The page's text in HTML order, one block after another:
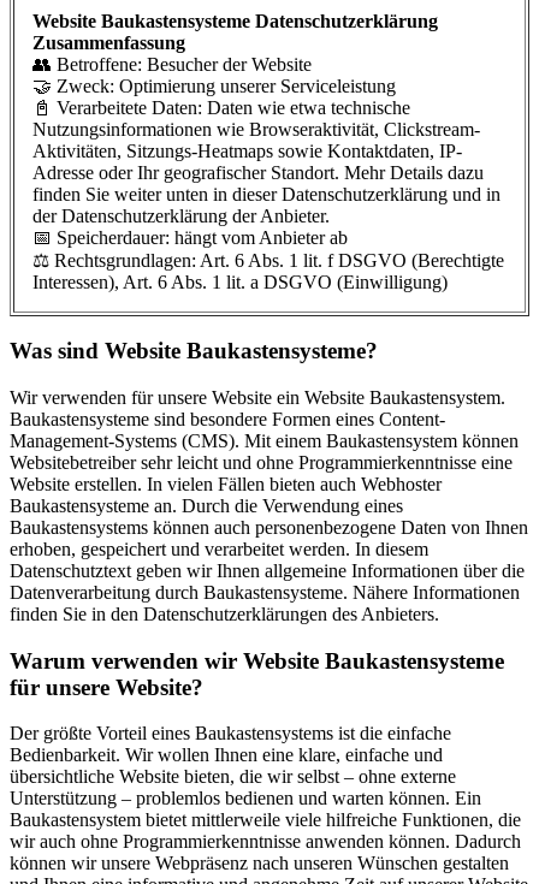
Website Baukastensysteme Datenschutzerklärung
Zusammenfassung
👥 Betroffene: Besucher der Website
🤝 Zweck: Optimierung unserer Serviceleistung
📓 Verarbeitete Daten: Daten wie etwa technische
Nutzungsinformationen wie Browseraktivität, Clickstream-
Aktivitäten, Sitzungs-Heatmaps sowie Kontaktdaten, IP-
Adresse oder Ihr geografischer Standort. Mehr Details dazu
finden Sie weiter unten in dieser Datenschutzerklärung und in
der Datenschutzerklärung der Anbieter.
📅 Speicherdauer: hängt vom Anbieter ab
⚖️ Rechtsgrundlagen: Art. 6 Abs. 1 lit. f DSGVO (Berechtigte
Interessen), Art. 6 Abs. 1 lit. a DSGVO (Einwilligung)
Was sind Website Baukastensysteme?
Wir verwenden für unsere Website ein Website Baukastensystem.
Baukastensysteme sind besondere Formen eines Content-
Management-Systems (CMS). Mit einem Baukastensystem können
Websitebetreiber sehr leicht und ohne Programmierkenntnisse eine
Website erstellen. In vielen Fällen bieten auch Webhoster
Baukastensysteme an. Durch die Verwendung eines
Baukastensystems können auch personenbezogene Daten von Ihnen
erhoben, gespeichert und verarbeitet werden. In diesem
Datenschutztext geben wir Ihnen allgemeine Informationen über die
Datenverarbeitung durch Baukastensysteme. Nähere Informationen
finden Sie in den Datenschutzerklärungen des Anbieters.
Warum verwenden wir Website Baukastensysteme
für unsere Website?
Der größte Vorteil eines Baukastensystems ist die einfache
Bedienbarkeit. Wir wollen Ihnen eine klare, einfache und
übersichtliche Website bieten, die wir selbst – ohne externe
Unterstützung – problemlos bedienen und warten können. Ein
Baukastensystem bietet mittlerweile viele hilfreiche Funktionen, die
wir auch ohne Programmierkenntnisse anwenden können. Dadurch
können wir unsere Webpräsenz nach unseren Wünschen gestalten